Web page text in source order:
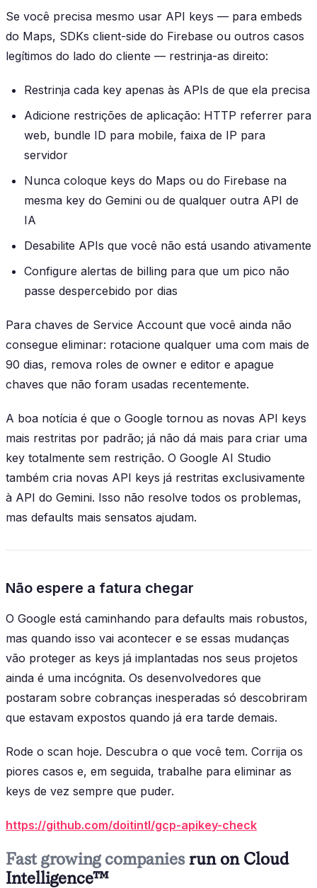
Se você precisa mesmo usar API keys — para embeds
do Maps, SDKs client-side do Firebase ou outros casos
legítimos do lado do cliente — restrinja-as direito:
Restrinja cada key apenas às APIs de que ela precisa
Adicione restrições de aplicação: HTTP referrer para
web, bundle ID para mobile, faixa de IP para
servidor
Nunca coloque keys do Maps ou do Firebase na
mesma key do Gemini ou de qualquer outra API de
IA
Desabilite APIs que você não está usando ativamente
Configure alertas de billing para que um pico não
passe despercebido por dias
Para chaves de Service Account que você ainda não
consegue eliminar: rotacione qualquer uma com mais de
90 dias, remova roles de owner e editor e apague
chaves que não foram usadas recentemente.
A boa notícia é que o Google tornou as novas API keys
mais restritas por padrão; já não dá mais para criar uma
key totalmente sem restrição. O Google AI Studio
também cria novas API keys já restritas exclusivamente
à API do Gemini. Isso não resolve todos os problemas,
mas defaults mais sensatos ajudam.
Não espere a fatura chegar
O Google está caminhando para defaults mais robustos,
mas quando isso vai acontecer e se essas mudanças
vão proteger as keys já implantadas nos seus projetos
ainda é uma incógnita. Os desenvolvedores que
postaram sobre cobranças inesperadas só descobriram
que estavam expostos quando já era tarde demais.
Rode o scan hoje. Descubra o que você tem. Corrija os
piores casos e, em seguida, trabalhe para eliminar as
keys de vez sempre que puder.
https://github.com/doitintl/gcp-apikey-check
Fast growing companies run on Cloud
Intelligence™